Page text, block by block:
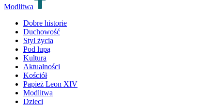
Modlitwa
Dobre historie
Duchowość
Styl życia
Pod lupą
Kultura
Aktualności
Kościół
Papież Leon XIV
Modlitwa
Dzieci